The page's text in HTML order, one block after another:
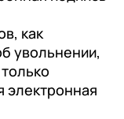
как
увольнении,
электронная